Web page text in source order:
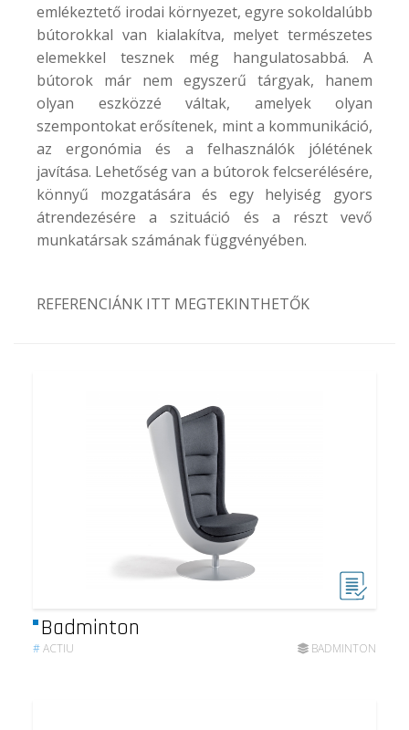
emlékeztető irodai környezet, egyre sokoldalúbb
bútorokkal van kialakítva, melyet természetes
elemekkel tesznek még hangulatosabbá. A
bútorok már nem egyszerű tárgyak, hanem
olyan eszközzé váltak, amelyek olyan
szempontokat erősítenek, mint a kommunikáció,
az ergonómia és a felhasználók jólétének
javítása. Lehetőség van a bútorok felcserélésére,
könnyű mozgatására és egy helyiség gyors
átrendezésére a szituáció és a részt vevő
munkatársak számának függvényében.
REFERENCIÁNK ITT MEGTEKINTHETŐK
Badminton
#ACTIU BADMINTON